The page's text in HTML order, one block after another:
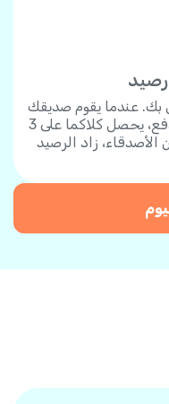
عندما يقوم صديقك
بتثبيت تطبيق Yolla وإجراء عملية دفع، يحصل كلاكما على 3
الأصدقاء، زاد الرصيد